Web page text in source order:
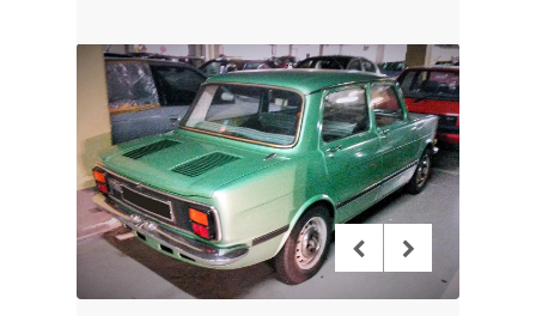
BONJOURLAVIEILLE ?
MODÈLES ET MARQUES
COMMENT FONCTIONNE BLV ?